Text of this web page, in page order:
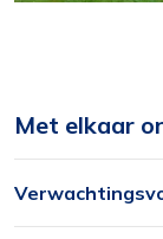
de inhoud
Ook de
zien of wij de
Met elkaar